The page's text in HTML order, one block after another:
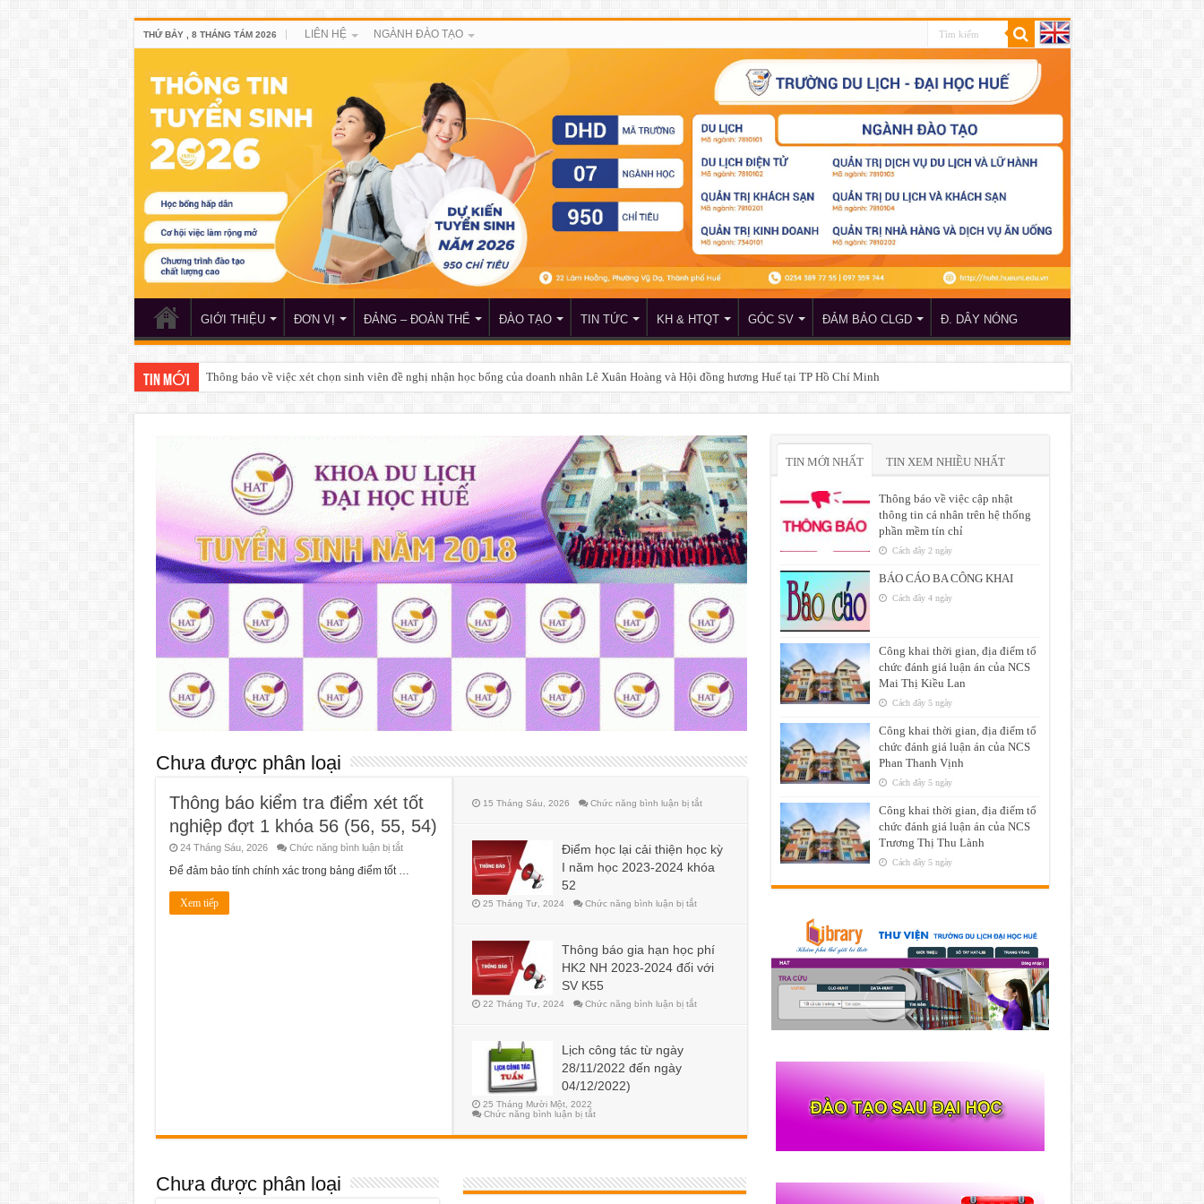
THỨ BẢY , 8 THÁNG TÁM 2026 LIÊN HỆ NGÀNH ĐÀO TẠO
GIỚI THIỆU ĐƠN VỊ ĐẢNG – ĐOÀN THỂ ĐÀO TẠO TIN TỨC KH & HTQT GÓC SV ĐẢM BẢO CLGD Đ. DÂY NÓNG
TIN MỚI Thông báo về việc xét chọn sinh viên đề nghị nhận học bổng của doanh nhân Lê Xuân Hoàng và Hội đồng hương Huế tại TP Hồ Chí Minh
Chưa được phân loại
Thông báo kiểm tra điểm xét tốt
nghiệp đợt 1 khóa 56 (56, 55, 54)
24 Tháng Sáu, 2026 Chức năng bình luận bị tắtở
Để đảm bảo tính chính xác trong bảng điểm tốt …
Xem tiếp
15 Tháng Sáu, 2026 Chức năng bình luận bị tắtở
Điểm học lại cải thiện học kỳ
I năm học 2023-2024 khóa
52
25 Tháng Tư, 2024 Chức năng bình luận bị tắtở
thiện
học
kỳ
học
Thông báo gia hạn học phí
HK2 NH 2023-2024 đối với
SV K55
22 Tháng Tư, 2024 Chức năng bình luận bị tắtở
K55
Lịch công tác từ ngày
28/11/2022 đến ngày
04/12/2022)
25 Tháng Mười Một, 2022
Chức năng bình luận bị tắtở
đến
ngày
Chưa được phân loại
TIN MỚI NHẤT TIN XEM NHIỀU NHẤT
Thông báo về việc cập nhật
thông tin cá nhân trên hệ thống
phần mềm tín chỉ
Cách đây 2 ngày
BÁO CÁO BA CÔNG KHAI
Cách đây 4 ngày
Công khai thời gian, địa điểm tổ
chức đánh giá luận án của NCS
Mai Thị Kiều Lan
Cách đây 5 ngày
Công khai thời gian, địa điểm tổ
chức đánh giá luận án của NCS
Phan Thanh Vịnh
Cách đây 5 ngày
Công khai thời gian, địa điểm tổ
chức đánh giá luận án của NCS
Trương Thị Thu Lành
Cách đây 5 ngày